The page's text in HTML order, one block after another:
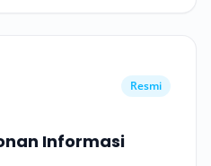
Resmi
Informasi